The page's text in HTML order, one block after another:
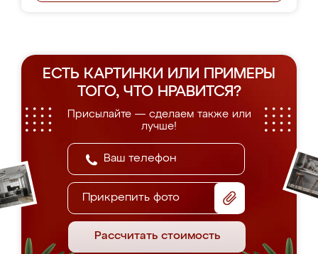
ЕСТЬ КАРТИНКИ ИЛИ ПРИМЕРЫ
ТОГО, ЧТО НРАВИТСЯ?
Присылайте — сделаем также или
лучше!
Прикрепить фото
Рассчитать стоимость